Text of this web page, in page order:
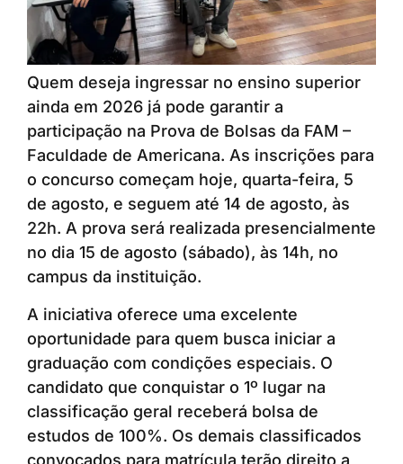
Quem deseja ingressar no ensino superior
ainda em 2026 já pode garantir a
participação na Prova de Bolsas da FAM –
Faculdade de Americana. As inscrições para
o concurso começam hoje, quarta-feira, 5
de agosto, e seguem até 14 de agosto, às
22h. A prova será realizada presencialmente
no dia 15 de agosto (sábado), às 14h, no
campus da instituição.
A iniciativa oferece uma excelente
oportunidade para quem busca iniciar a
graduação com condições especiais. O
candidato que conquistar o 1º lugar na
classificação geral receberá bolsa de
estudos de 100%. Os demais classificados
convocados para matrícula terão direito a